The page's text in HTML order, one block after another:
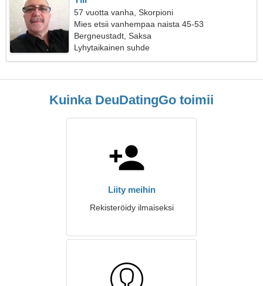
57 vuotta vanha, Skorpioni
Mies etsii vanhempaa naista 45-53
Bergneustadt, Saksa
Lyhytaikainen suhde
Kuinka DeuDatingGo toimii
Liity meihin
Rekisteröidy ilmaiseksi